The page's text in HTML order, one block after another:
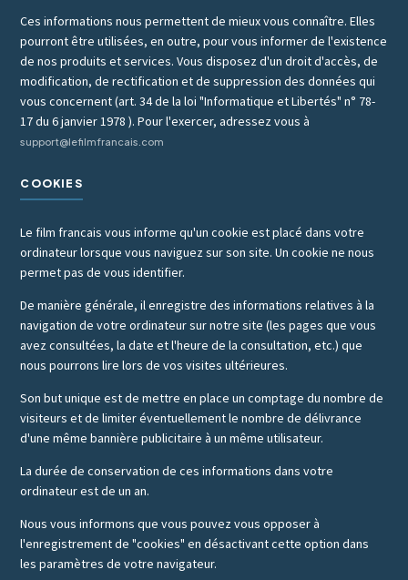
Ces informations nous permettent de mieux vous connaître. Elles
pourront être utilisées, en outre, pour vous informer de l'existence
de nos produits et services. Vous disposez d'un droit d'accès, de
modification, de rectification et de suppression des données qui
vous concernent (art. 34 de la loi "Informatique et Libertés" n° 78-
17 du 6 janvier 1978 ). Pour l'exercer, adressez vous à
support@lefilmfrancais.com
COOKIES
Le film francais vous informe qu'un cookie est placé dans votre
ordinateur lorsque vous naviguez sur son site. Un cookie ne nous
permet pas de vous identifier.
De manière générale, il enregistre des informations relatives à la
navigation de votre ordinateur sur notre site (les pages que vous
avez consultées, la date et l'heure de la consultation, etc.) que
nous pourrons lire lors de vos visites ultérieures.
Son but unique est de mettre en place un comptage du nombre de
visiteurs et de limiter éventuellement le nombre de délivrance
d'une même bannière publicitaire à un même utilisateur.
La durée de conservation de ces informations dans votre
ordinateur est de un an.
Nous vous informons que vous pouvez vous opposer à
l'enregistrement de "cookies" en désactivant cette option dans
les paramètres de votre navigateur.